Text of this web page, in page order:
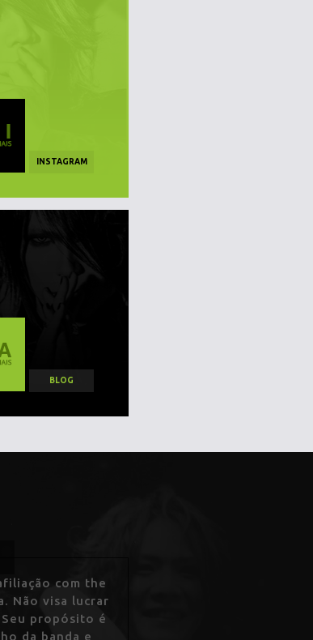
INSTAGRAM
BLOG
com the
Não visa lucrar
propósito é
da banda e